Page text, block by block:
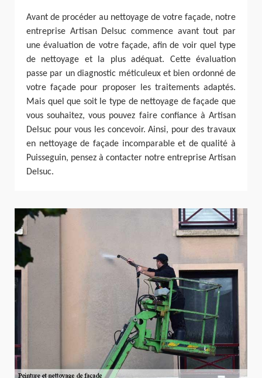
Avant de procéder au nettoyage de votre façade, notre
entreprise Artisan Delsuc commence avant tout par
une évaluation de votre façade, afin de voir quel type
de nettoyage et la plus adéquat. Cette évaluation
passe par un diagnostic méticuleux et bien ordonné de
votre façade pour proposer les traitements adaptés.
Mais quel que soit le type de nettoyage de façade que
vous souhaitez, vous pouvez faire confiance à Artisan
Delsuc pour vous les concevoir. Ainsi, pour des travaux
en nettoyage de façade incomparable et de qualité à
Puisseguin, pensez à contacter notre entreprise Artisan
Delsuc.